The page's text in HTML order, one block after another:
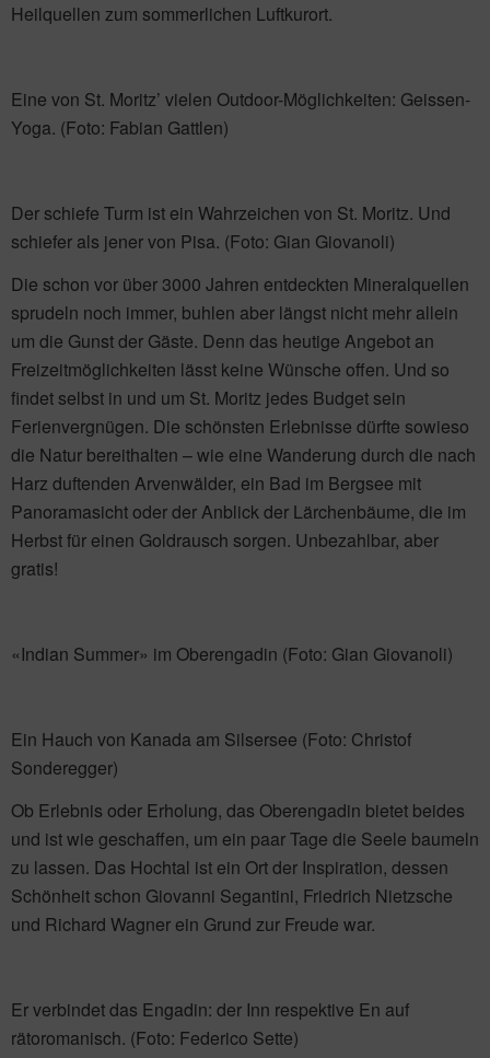
Heilquellen zum sommerlichen Luftkurort.
Eine von St. Moritz’ vielen Outdoor-Möglichkeiten: Geissen-
Yoga. (Foto: Fabian Gattlen)
Der schiefe Turm ist ein Wahrzeichen von St. Moritz. Und
schiefer als jener von Pisa. (Foto: Gian Giovanoli)
Die schon vor über 3000 Jahren entdeckten Mineralquellen
sprudeln noch immer, buhlen aber längst nicht mehr allein
um die Gunst der Gäste. Denn das heutige Angebot an
Freizeitmöglichkeiten lässt keine Wünsche offen. Und so
findet selbst in und um St. Moritz jedes Budget sein
Ferienvergnügen. Die schönsten Erlebnisse dürfte sowieso
die Natur bereithalten – wie eine Wanderung durch die nach
Harz duftenden Arvenwälder, ein Bad im Bergsee mit
Panoramasicht oder der Anblick der Lärchenbäume, die im
Herbst für einen Goldrausch sorgen. Unbezahlbar, aber
gratis!
«Indian Summer» im Oberengadin (Foto: Gian Giovanoli)
Ein Hauch von Kanada am Silsersee (Foto: Christof
Sonderegger)
Ob Erlebnis oder Erholung, das Oberengadin bietet beides
und ist wie geschaffen, um ein paar Tage die Seele baumeln
zu lassen. Das Hochtal ist ein Ort der Inspiration, dessen
Schönheit schon Giovanni Segantini, Friedrich Nietzsche
und Richard Wagner ein Grund zur Freude war.
Er verbindet das Engadin: der Inn respektive En auf
rätoromanisch. (Foto: Federico Sette)